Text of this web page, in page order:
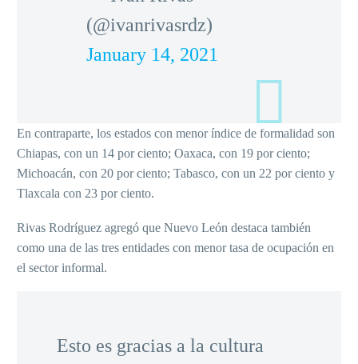
(@ivanrivasrdz)
January 14, 2021
En contraparte, los estados con menor índice de formalidad son
Chiapas, con un 14 por ciento; Oaxaca, con 19 por ciento;
Michoacán, con 20 por ciento; Tabasco, con un 22 por ciento y
Tlaxcala con 23 por ciento.
Rivas Rodríguez agregó que Nuevo León destaca también
como una de las tres entidades con menor tasa de ocupación en
el sector informal.
Esto es gracias a la cultura